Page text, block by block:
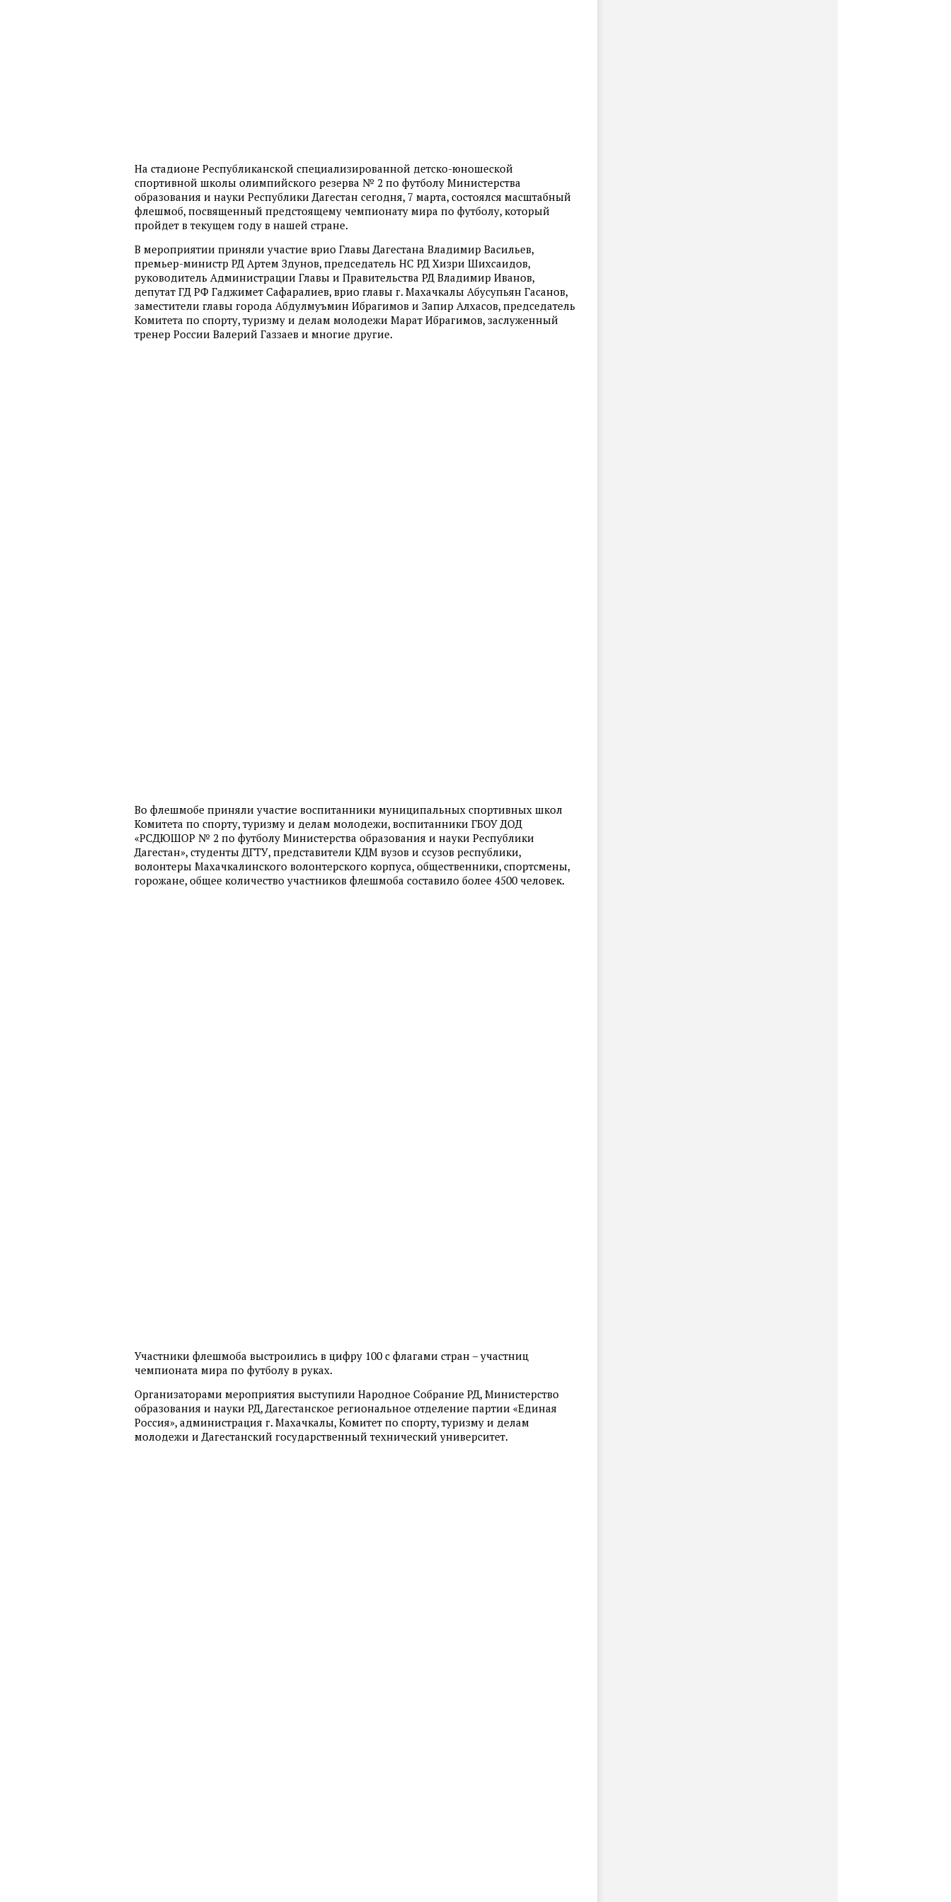
На стадионе Республиканской специализированной детско-юношеской
спортивной школы олимпийского резерва № 2 по футболу Министерства
образования и науки Республики Дагестан сегодня, 7 марта, состоялся масштабный
флешмоб, посвященный предстоящему чемпионату мира по футболу, который
пройдет в текущем году в нашей стране.
В мероприятии приняли участие врио Главы Дагестана Владимир Васильев,
премьер-министр РД Артем Здунов, председатель НС РД Хизри Шихсаидов,
руководитель Администрации Главы и Правительства РД Владимир Иванов,
депутат ГД РФ Гаджимет Сафаралиев, врио главы г. Махачкалы Абусупьян Гасанов,
заместители главы города Абдулмуъмин Ибрагимов и Запир Алхасов, председатель
Комитета по спорту, туризму и делам молодежи Марат Ибрагимов, заслуженный
тренер России Валерий Газзаев и многие другие.
Во флешмобе приняли участие воспитанники муниципальных спортивных школ
Комитета по спорту, туризму и делам молодежи, воспитанники ГБОУ ДОД
«РСДЮШОР № 2 по футболу Министерства образования и науки Республики
Дагестан», студенты ДГТУ, представители КДМ вузов и ссузов республики,
волонтеры Махачкалинского волонтерского корпуса, общественники, спортсмены,
горожане, общее количество участников флешмоба составило более 4500 человек.
Участники флешмоба выстроились в цифру 100 с флагами стран – участниц
чемпионата мира по футболу в руках.
Организаторами мероприятия выступили Народное Собрание РД, Министерство
образования и науки РД, Дагестанское региональное отделение партии «Единая
Россия», администрация г. Махачкалы, Комитет по спорту, туризму и делам
молодежи и Дагестанский государственный технический университет.